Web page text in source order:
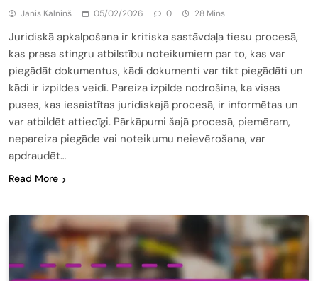
Jānis Kalniņš 05/02/2026 0 28 Mins
Juridiskā apkalpošana ir kritiska sastāvdaļa tiesu procesā,
kas prasa stingru atbilstību noteikumiem par to, kas var
piegādāt dokumentus, kādi dokumenti var tikt piegādāti un
kādi ir izpildes veidi. Pareiza izpilde nodrošina, ka visas
puses, kas iesaistītas juridiskajā procesā, ir informētas un
var atbildēt attiecīgi. Pārkāpumi šajā procesā, piemēram,
nepareiza piegāde vai noteikumu neievērošana, var
apdraudēt…
Read More